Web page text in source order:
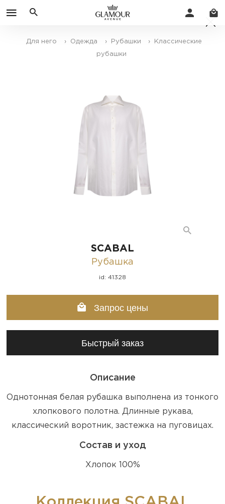
Для него › Одежда › Рубашки › Классические
рубашки
SCABAL
Рубашка
id: 41328
Запрос цены
Быстрый заказ
Описание
Однотонная белая рубашка выполнена из тонкого
хлопкового полотна. Длинные рукава,
классический воротник, застежка на пуговицах.
Состав и уход
Хлопок 100%